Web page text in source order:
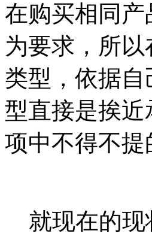
在购买相同
为要求，所
类型，依据
型直接是挨
项中不得不提
就现在的现